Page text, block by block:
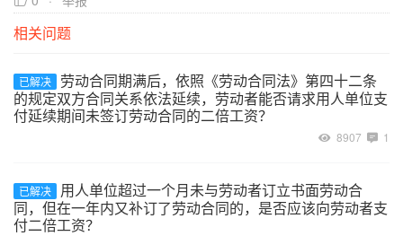
相关问题
已解决
劳动合同期满后，依照《劳动合同法》第四十二条
的规定双方合同关系依法延续，劳动者能否请求用人单位支
付延续期间未签订劳动合同的二倍工资？
8907 1
已解决
用人单位超过一个月未与劳动者订立书面劳动合
同，但在一年内又补订了劳动合同的，是否应该向劳动者支
付二倍工资？